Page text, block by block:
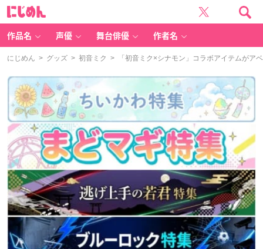
作品名 声優 舞台俳優 作者名
にじめん > グッズ > 初音ミク > 「初音ミク×シナモン」コラボアイテムがア